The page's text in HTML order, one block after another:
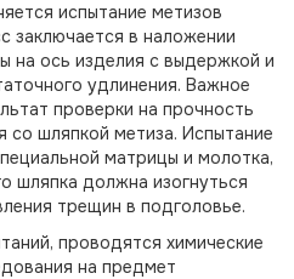
испытание метизов
заключается в наложении
на ось изделия с выдержкой и
удлинения. Важное
проверки на прочность
со шляпкой метиза. Испытание
матрицы и молотка,
шляпка должна изогнуться
трещин в подголовье.
проводятся химические
на предмет